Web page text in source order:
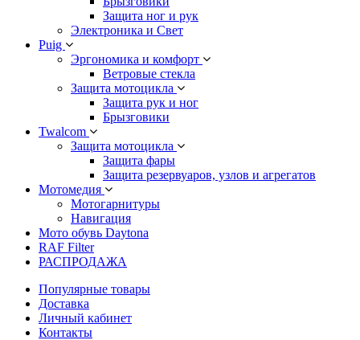
Защита ног и рук
Электроника и Свет
Puig
Эргономика и комфорт
Ветровые стекла
Защита мотоцикла
Защита рук и ног
Брызговики
Twalcom
Защита мотоцикла
Защита фары
Защита резервуаров, узлов и агрегатов
Мотомедия
Мотогарнитуры
Навигация
Мото обувь Daytona
RAF Filter
РАСПРОДАЖА
Популярные товары
Доставка
Личный кабинет
Контакты